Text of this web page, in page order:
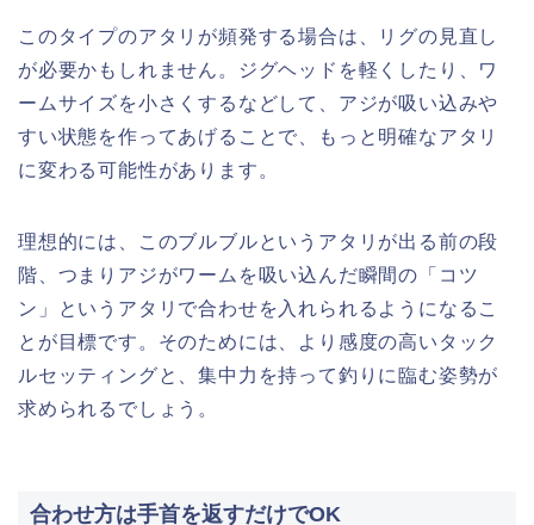
このタイプのアタリが頻発する場合は、リグの見直し
が必要かもしれません。ジグヘッドを軽くしたり、ワ
ームサイズを小さくするなどして、アジが吸い込みや
すい状態を作ってあげることで、もっと明確なアタリ
に変わる可能性があります。
理想的には、このブルブルというアタリが出る前の段
階、つまりアジがワームを吸い込んだ瞬間の「コツ
ン」というアタリで合わせを入れられるようになるこ
とが目標です。そのためには、より感度の高いタック
ルセッティングと、集中力を持って釣りに臨む姿勢が
求められるでしょう。
合わせ方は手首を返すだけでOK